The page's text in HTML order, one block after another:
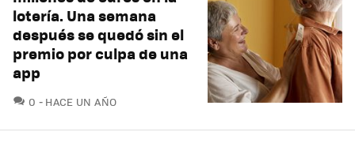
lotería. Una semana
después se quedó sin el
premio por culpa de una
app
0 COMENTARIOS
HACE UN AÑO